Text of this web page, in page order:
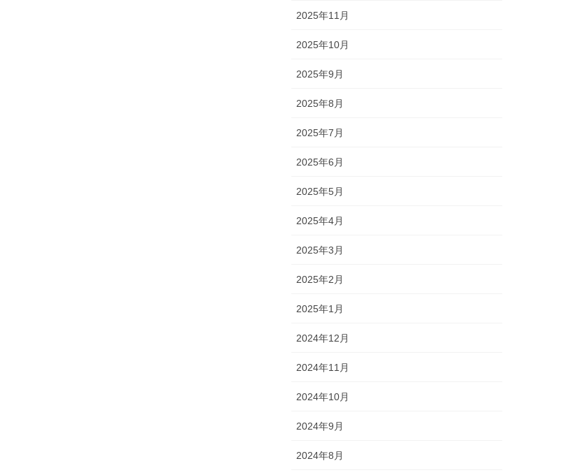
2025年11月
2025年10月
2025年9月
2025年8月
2025年7月
2025年6月
2025年5月
2025年4月
2025年3月
2025年2月
2025年1月
2024年12月
2024年11月
2024年10月
2024年9月
2024年8月